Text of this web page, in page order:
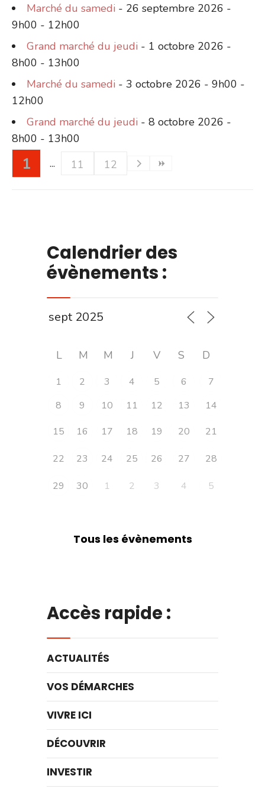
Marché du samedi - 26 septembre 2026 -
9h00 - 12h00
Grand marché du jeudi - 1 octobre 2026 -
8h00 - 13h00
Marché du samedi - 3 octobre 2026 - 9h00 -
12h00
Grand marché du jeudi - 8 octobre 2026 -
8h00 - 13h00
1 11 12
Calendrier des
évènements :
L M M J V S D
1 2 3 4 5 6
7
8
9 10 11 12 13
14
15
16 17 18 19 20 21
22 23 24 25 26 27 28
29 30 1 2 3 4 5
Tous les évènements
Accès rapide :
ACTUALITÉS
VOS DÉMARCHES
VIVRE ICI
DÉCOUVRIR
INVESTIR